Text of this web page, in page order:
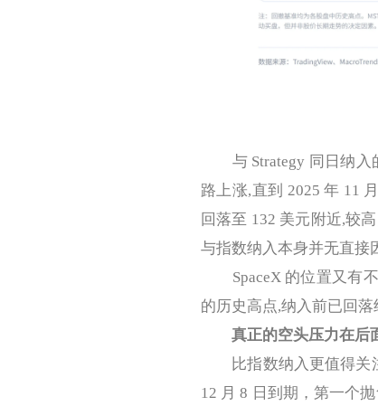
与 Strategy 同日纳入
路上涨,直到 2025 年 11
回落至 132 美元附近,较
与指数纳入本身并无直接
SpaceX 的位置又有不
的历史高点,纳入前已回落
真正的空头压力在后
比指数纳入更值得关注
12 月 8 日到期，第一个